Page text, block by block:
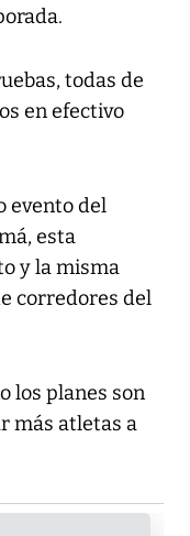
todas de
en efectivo
evento del
esta
y la misma
corredores del
los planes son
más atletas a